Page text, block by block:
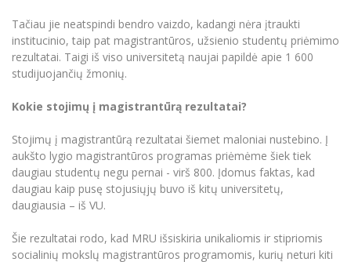
Frankofoniškų šalių studijų centras
Korupcijos prevencija
darbuotojams (MFA)
Mokslininkų profiliai "CRIS"
Bendruomenės gerovė
MRU norminių teisės aktų duomenų bazė
Intranetas
eDVS
Microsoft Office 365
MRU mobilios programėlės
Profesinė sąjunga
Tačiau jie neatspindi bendro vaizdo, kadangi nėra įtraukti
institucinio, taip pat magistrantūros, užsienio studentų priėmimo
rezultatai. Taigi iš viso universitetą naujai papildė apie 1 600
studijuojančių žmonių.
Kokie stojimų į magistrantūrą rezultatai?
Stojimų į magistrantūrą rezultatai šiemet maloniai nustebino. Į
aukšto lygio magistrantūros programas priėmėme šiek tiek
daugiau studentų negu pernai - virš 800. Įdomus faktas, kad
daugiau kaip pusę stojusiųjų buvo iš kitų universitetų,
daugiausia – iš VU.
Šie rezultatai rodo, kad MRU išsiskiria unikaliomis ir stipriomis
socialinių mokslų magistrantūros programomis, kurių neturi kiti